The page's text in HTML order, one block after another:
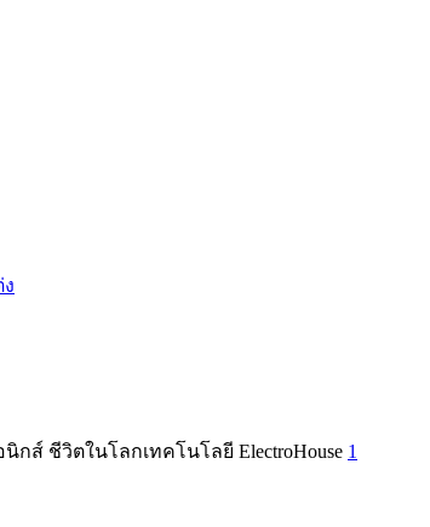
กส์ ชีวิตในโลกเทคโนโลยี ElectroHouse 1